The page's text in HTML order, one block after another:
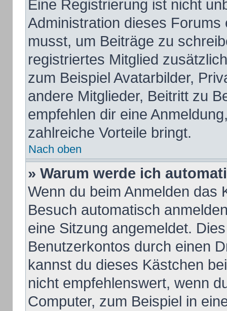
Eine Registrierung ist nicht
Administration dieses
musst, um Beiträge zu
registriertes Mitglied
zum Beispiel Avatarbilder,
andere Mitglieder, Beitritt zu
empfehlen dir eine
zahlreiche Vorteile bringt.
Nach oben
» Warum werde ich
Wenn du beim Anmelden das
Besuch automatisch
eine Sitzung angemeldet.
Benutzerkontos durch einen
kannst du dieses Kästchen
nicht empfehlenswert, wenn
Computer, zum Beispiel in